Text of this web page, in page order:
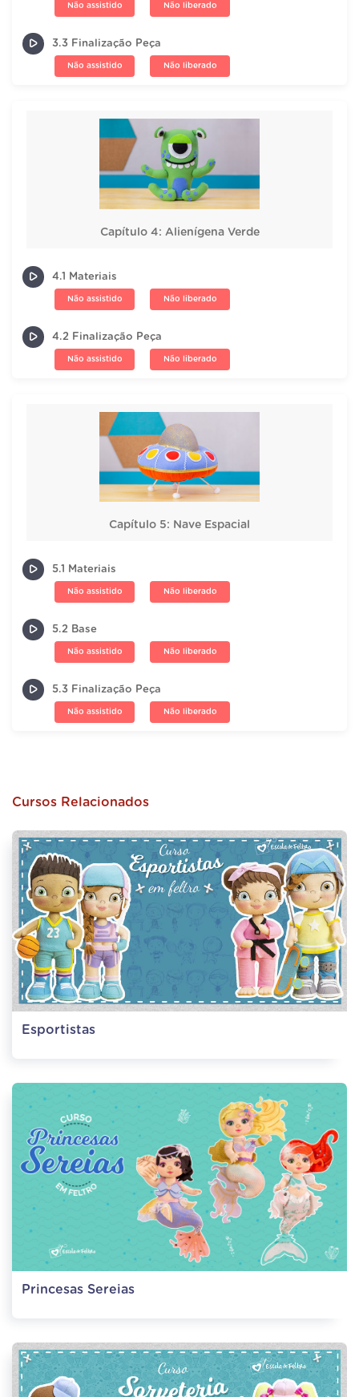
Não assistido Não liberado
3.3 Finalização Peça
Não assistido Não liberado
Capítulo 4: Alienígena Verde
4.1 Materiais
Não assistido Não liberado
4.2 Finalização Peça
Não assistido Não liberado
Capítulo 5: Nave Espacial
5.1 Materiais
Não assistido Não liberado
5.2 Base
Não assistido Não liberado
5.3 Finalização Peça
Não assistido Não liberado
Cursos Relacionados
Esportistas
Princesas Sereias